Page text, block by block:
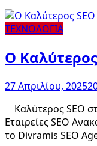
ΤΕΧΝΟΛΟΓΙΑ
Ο
27 Απριλίου, 2025
Καλύτερος SEO
Εταιρείες SEO
το Divramis SEO